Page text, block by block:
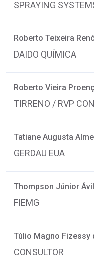
SPRAYING
Roberto Teixeira
DAIDO QUÍMICA
Roberto Vieira
TIRRENO / RVP
Tatiane Augusta
GERDAU EUA
Thompson Júnior
FIEMG
Túlio Magno Fizessy
CONSULTOR